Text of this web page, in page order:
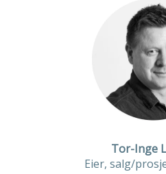
Tor-Inge
Eier, salg/